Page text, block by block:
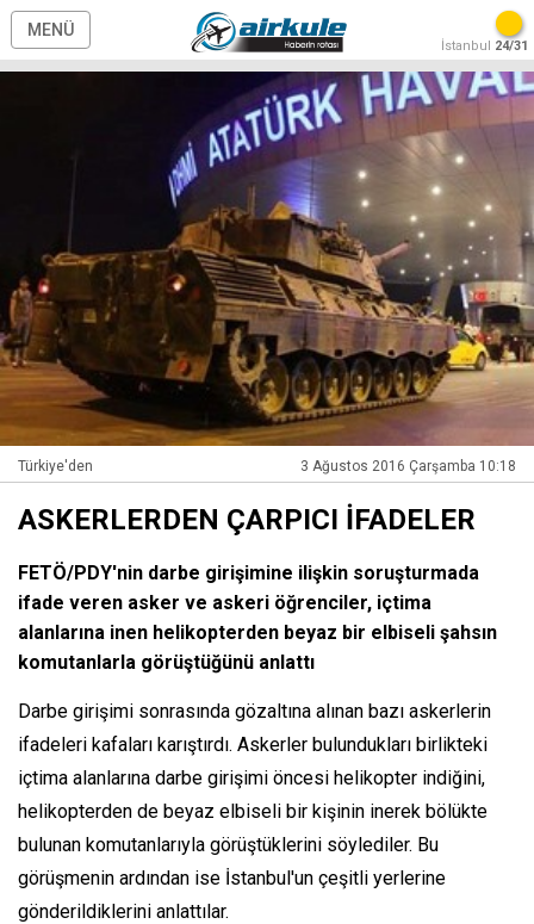
MENÜ
İstanbul 24/31
Türkiye'den 3 Ağustos 2016 Çarşamba 10:18
ASKERLERDEN ÇARPICI İFADELER
FETÖ/PDY'nin darbe girişimine ilişkin soruşturmada
ifade veren asker ve askeri öğrenciler, içtima
alanlarına inen helikopterden beyaz bir elbiseli şahsın
komutanlarla görüştüğünü anlattı
Darbe girişimi sonrasında gözaltına alınan bazı askerlerin
ifadeleri kafaları karıştırdı. Askerler bulundukları birlikteki
içtima alanlarına darbe girişimi öncesi helikopter indiğini,
helikopterden de beyaz elbiseli bir kişinin inerek bölükte
bulunan komutanlarıyla görüştüklerini söylediler. Bu
görüşmenin ardından ise İstanbul'un çeşitli yerlerine
gönderildiklerini anlattılar.